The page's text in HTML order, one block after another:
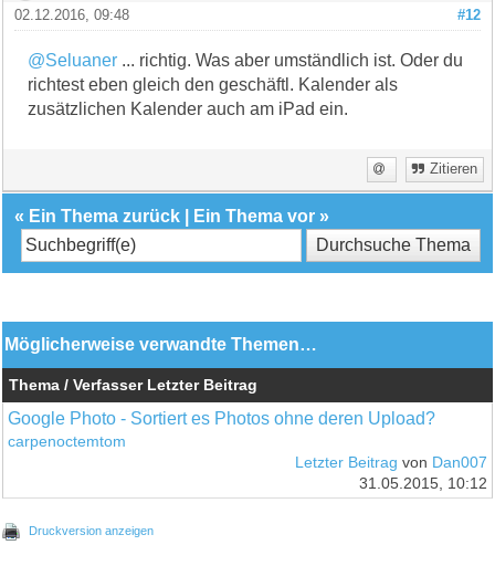
#12
02.12.2016, 09:48
@Seluaner ... richtig. Was aber umständlich ist. Oder du
richtest eben gleich den geschäftl. Kalender als
zusätzlichen Kalender auch am iPad ein.
Zitieren
« Ein Thema zurück Ein Thema vor »
Möglicherweise verwandte Themen…
Thema / Verfasser Letzter Beitrag
Google Photo - Sortiert es Photos ohne deren Upload?
carpenoctemtom
Letzter Beitrag von Dan007
31.05.2015, 10:12
Druckversion anzeigen